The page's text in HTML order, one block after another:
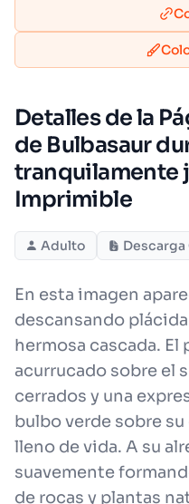
Detalles de la
de Bulbasaur
tranquilamente
Imprimible
Adulto
En esta imagen
descansando
hermosa cascada.
acurrucado sobre el
cerrados y una
bulbo verde sobre
lleno de vida. A su
suavemente
de rocas y plantas